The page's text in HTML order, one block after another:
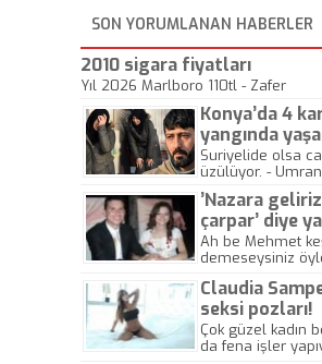
SON YORUMLANAN HABERLER
2010 sigara fiyatları
Yıl 2026 Marlboro 110tl - Zafer
Konya’da 4
yangında
yitirdi
Suriyelide olsa
üzülüyor. -
’Nazara
çarpar’ diye
kazasında
Ah be Mehmet
demeseysiniz
Claudia
seksi pozları!
Çok güzel kadın
da fena işler